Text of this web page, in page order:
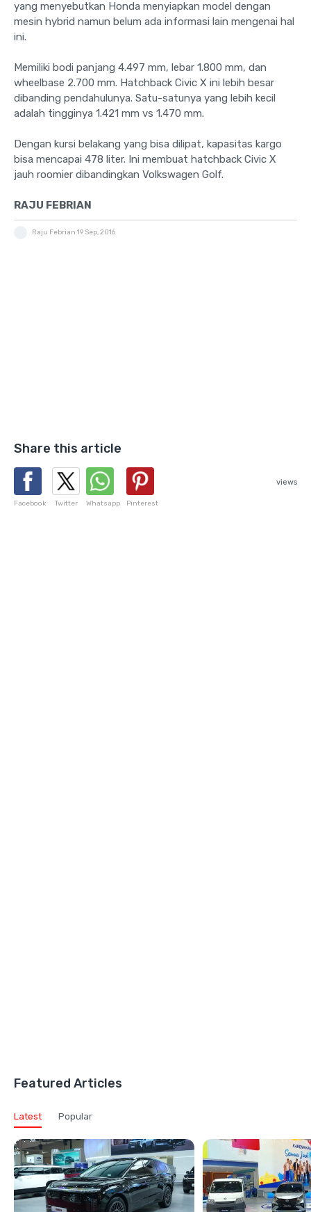
yang menyebutkan Honda menyiapkan model dengan
mesin hybrid namun belum ada informasi lain mengenai hal
ini.
Memiliki bodi panjang 4.497 mm, lebar 1.800 mm, dan
wheelbase 2.700 mm. Hatchback Civic X ini lebih besar
dibanding pendahulunya. Satu-satunya yang lebih kecil
adalah tingginya 1.421 mm vs 1.470 mm.
Dengan kursi belakang yang bisa dilipat, kapasitas kargo
bisa mencapai 478 liter. Ini membuat hatchback Civic X
jauh roomier dibandingkan Volkswagen Golf.
RAJU FEBRIAN
Raju Febrian 19 Sep, 2016
Share this article
Facebook Twitter Whatsapp Pinterest
views
Featured Articles
Latest Popular